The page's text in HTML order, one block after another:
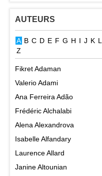
AUTEURS
A B C D E F G H I J K L
Z
Fikret Adaman
Valerio Adami
Ana Ferreira Adão
Frédéric Alchalabi
Alena Alexandrova
Isabelle Alfandary
Laurence Allard
Janine Altounian